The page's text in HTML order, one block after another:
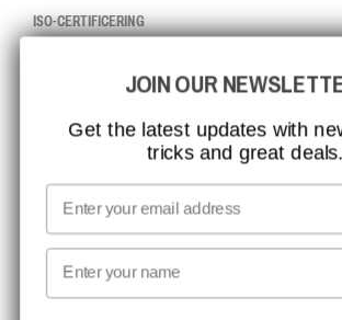
ISO-CERTIFICERING
MISSION, VISION OG VÆRDIER
KONTAKT
JOB HOS CCBSAFETY
MEDIA
VI TAGER ANSVAR
NYHEDSBREV TILMELDING
JOIN OUR
Get the latest updates with
tricks and great deals.
Email
First name